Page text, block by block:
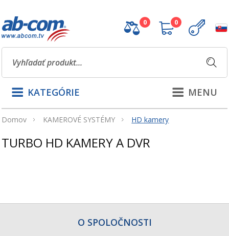
0 0
MENU
KATEGÓRIE
Domov KAMEROVÉ SYSTÉMY HD kamery
TURBO HD KAMERY A DVR
O SPOLOČNOSTI